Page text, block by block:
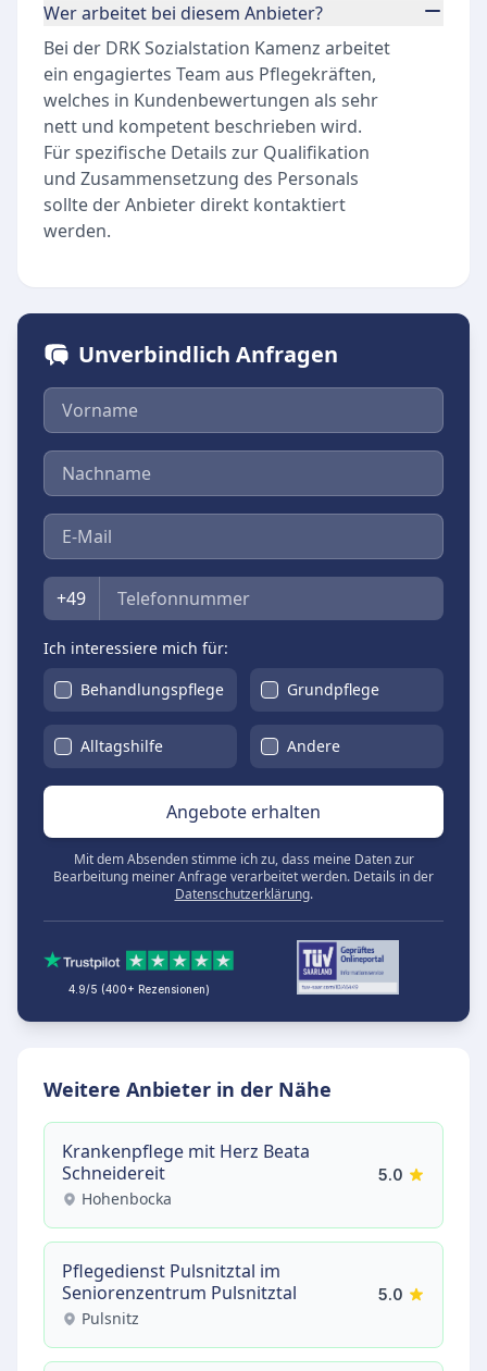
Wer arbeitet bei diesem Anbieter?
Bei der DRK Sozialstation Kamenz arbeitet
ein engagiertes Team aus Pflegekräften,
welches in Kundenbewertungen als sehr
nett und kompetent beschrieben wird.
Für spezifische Details zur Qualifikation
und Zusammensetzung des Personals
sollte der Anbieter direkt kontaktiert
werden.
Unverbindlich Anfragen
Vorname
Nachname
E-Mail
Telefon
+49
Ich interessiere mich für:
Behandlungspflege
Grundpflege
Alltagshilfe Andere
Angebote erhalten
Mit dem Absenden stimme ich zu, dass meine Daten zur
Bearbeitung meiner Anfrage verarbeitet werden. Details in der
Datenschutzerklärung.
4.9/5 (400+ Rezensionen)
Weitere Anbieter in der Nähe
Krankenpflege mit Herz Beata
Schneidereit
Hohenbocka
5.0
Pflegedienst Pulsnitztal im
Seniorenzentrum Pulsnitztal
Pulsnitz
5.0